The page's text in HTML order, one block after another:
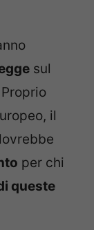
sul
il
per chi
queste